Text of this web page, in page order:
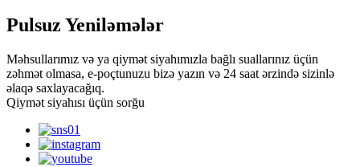
Pulsuz Yeniləmələr
Məhsullarımız və ya qiymət siyahımızla bağlı suallarınız üçün
zəhmət olmasa, e-poçtunuzu bizə yazın və 24 saat ərzində sizinlə
əlaqə saxlayacağıq.
Qiymət siyahısı üçün sorğu